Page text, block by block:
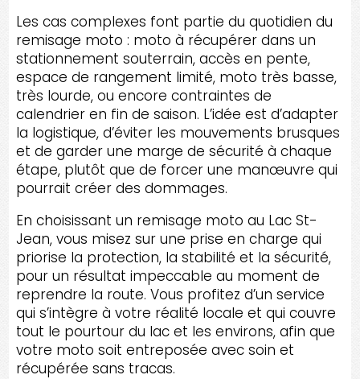
Les cas complexes font partie du quotidien du
remisage moto : moto à récupérer dans un
stationnement souterrain, accès en pente,
espace de rangement limité, moto très basse,
très lourde, ou encore contraintes de
calendrier en fin de saison. L’idée est d’adapter
la logistique, d’éviter les mouvements brusques
et de garder une marge de sécurité à chaque
étape, plutôt que de forcer une manœuvre qui
pourrait créer des dommages.
En choisissant un remisage moto au Lac St-
Jean, vous misez sur une prise en charge qui
priorise la protection, la stabilité et la sécurité,
pour un résultat impeccable au moment de
reprendre la route. Vous profitez d’un service
qui s’intègre à votre réalité locale et qui couvre
tout le pourtour du lac et les environs, afin que
votre moto soit entreposée avec soin et
récupérée sans tracas.